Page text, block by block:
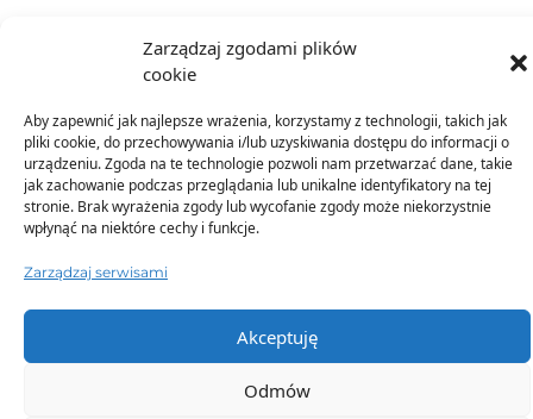
Zarządzaj zgodami plików
cookie
Aby zapewnić jak najlepsze wrażenia, korzystamy z technologii, takich jak
pliki cookie, do przechowywania i/lub uzyskiwania dostępu do informacji o
urządzeniu. Zgoda na te technologie pozwoli nam przetwarzać dane, takie
jak zachowanie podczas przeglądania lub unikalne identyfikatory na tej
stronie. Brak wyrażenia zgody lub wycofanie zgody może niekorzystnie
wpłynąć na niektóre cechy i funkcje.
Zarządzaj serwisami
Akceptuję
Odmów
Dodatkowe informacje
TO SIĘ TERAZ SPRZEDAJE